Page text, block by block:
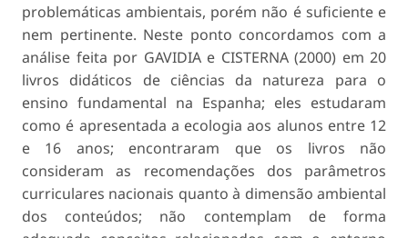
problemáticas ambientais, porém não é suficiente e
nem pertinente. Neste ponto concordamos com a
análise feita por GAVIDIA e CISTERNA (2000) em 20
livros didáticos de ciências da natureza para o
ensino fundamental na Espanha; eles estudaram
como é apresentada a ecologia aos alunos entre 12
e 16 anos; encontraram que os livros não
consideram as recomendações dos parâmetros
curriculares nacionais quanto à dimensão ambiental
dos conteúdos; não contemplam de forma